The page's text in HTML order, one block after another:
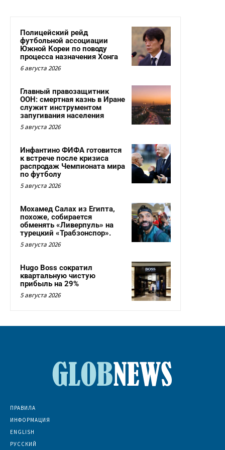
Полицейский рейд
футбольной ассоциации
Южной Кореи по поводу
процесса назначения Хонга
6 августа 2026
Главный правозащитник
ООН: смертная казнь в Иране
служит инструментом
запугивания населения
5 августа 2026
Инфантино ФИФА готовится
к встрече после кризиса
распродаж Чемпионата мира
по футболу
5 августа 2026
Мохамед Салах из Египта,
похоже, собирается
обменять «Ливерпуль» на
турецкий «Трабзонспор».
5 августа 2026
Hugo Boss сократил
квартальную чистую
прибыль на 29%
5 августа 2026
ПРАВИЛА
ИНФОРМАЦИЯ
ENGLISH
РУССКИЙ